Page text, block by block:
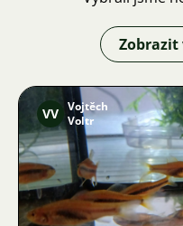
Zobrazit
VV Vojtěch
Voltr